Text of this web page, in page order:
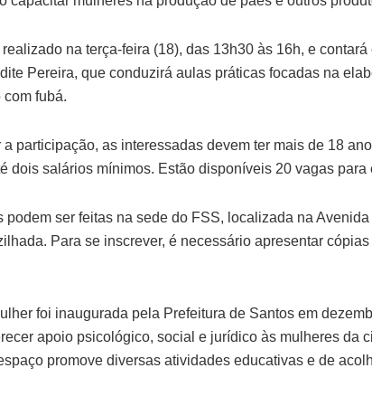
na terça-feira (18), das 13h30 às 16h, e
Pereira, que conduzirá aulas práticas focadas na
com fubá.
a participação, as interessadas devem ter mais de 18
dois salários mínimos. Estão disponíveis 20 vagas para
podem ser feitas na sede do FSS, localizada na
Para se inscrever, é necessário apresentar
foi inaugurada pela Prefeitura de Santos em
apoio psicológico, social e jurídico às mulheres da
promove diversas atividades educativas e de